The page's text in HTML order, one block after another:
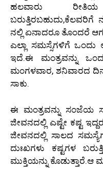
ಹಲವಾರು
ಬರುತ್ತಿರಬಹುದು,ಕೆಲವರಿಗೆ
ನಲ್ಲಿ ಏನಾದರೂ ತೊಂದರೆ
ಎಲ್ಲಾ ಸಮಸ್ಸೆಗಳಿಗೆ
ಇದೆ.ಈ ಮಂತ್ರವನ್ನು
ಮಂಗಳವಾರ, ಶನಿವಾರದ
ಸಾಕು.
ಈ ಮಂತ್ರವನ್ನು ಸಂಜೆಯ
ಜೀವನದಲ್ಲಿ ಎಷ್ಟೇ ಕಷ್ಟ
ಜೀವನದಲ್ಲಿ ಸಾಲದ
ದುಃಖಗಳು ಕಷ್ಟಗಳ
ಮುಕ್ತಿಯನ್ನು ಕೊಡುತ್ತಾರೆ.ಆ